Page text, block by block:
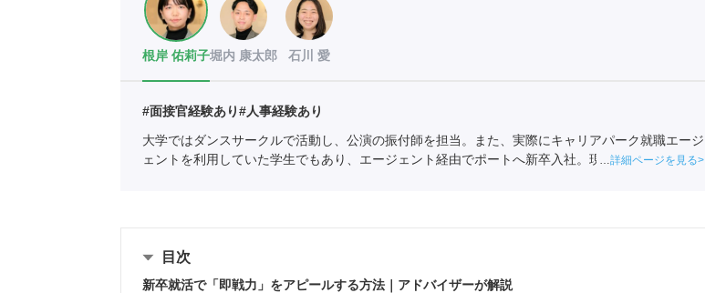
根岸 佑莉子堀内 康太郎 石川 愛
#面接官経験あり#人事経験あり
大学ではダンスサークルで活動し、公演の振付師を担当。また、実際にキャリアパーク就職エージ
ェントを利用していた学生でもあり、エージェント経由でポートへ新卒入社。現在は関西の学生へ
詳細ページを見る
目次
新卒就活で「即戦力」をアピールする方法｜アドバイザーが解説